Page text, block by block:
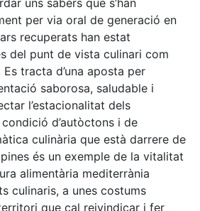
per via oral de generació en
recuperats han estat
del punt de vista culinari com
tracta d’una aposta per
saborosa, saludable i
l’estacionalitat dels
d’autòctons i de
culinària que està darrere de
és un exemple de la vitalitat
alimentària mediterrània
culinaris, a unes costums
que cal reivindicar i fer